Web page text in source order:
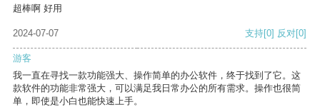
超棒啊 好用
2024-07-07 支持[0] 反对[0]
游客
我一直在寻找一款功能强大、操作简单的办公软件，终于找到了它。这
款软件的功能非常强大，可以满足我日常办公的所有需求。操作也很简
单，即使是小白也能快速上手。